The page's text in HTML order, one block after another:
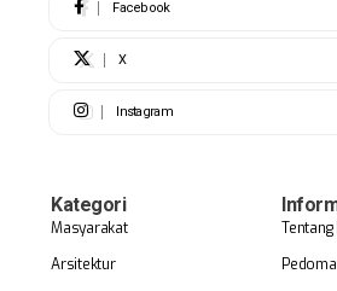
Facebook
X
Instagram
Kategori
Masyarakat
Arsitektur
Tentang